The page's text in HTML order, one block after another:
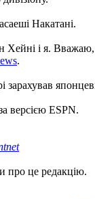
Накатані.
Хейні і я.
.
версією ESPN.
про це редакцію.